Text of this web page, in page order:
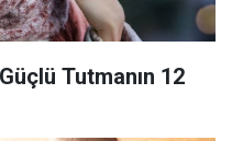
Güçlü Tutmanın 12